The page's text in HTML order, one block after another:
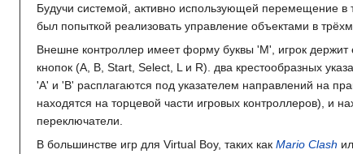
Будучи системой, активно использующей перемещение в
был попыткой реализовать управление объектами в
Внешне контроллер имеет форму буквы 'M', игрок держит
кнопок (A, B, Start, Select, L и R). два крестообразных
'A' и 'B' расплагаются под указателем направлений на
находятся на торцевой части игровых контроллеров), и
переключатели.
В большинстве игр для Virtual Boy, таких как Mario Clash